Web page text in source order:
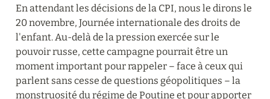
En attendant les décisions de la CPI, nous le dirons le
20 novembre, Journée internationale des droits de
l'enfant. Au-delà de la pression exercée sur le
pouvoir russe, cette campagne pourrait être un
moment important pour rappeler – face à ceux qui
parlent sans cesse de questions géopolitiques – la
monstruosité du régime de Poutine et pour apporter